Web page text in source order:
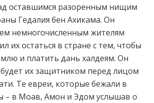
оставшимся разоренным нищим
Гедалия бен Ахикама. Он
немногочисленным жителям
их остаться в стране с тем, чтобы
и платить дань халдеям. Он
их защитником перед лицом
Те евреи, которые бежали в
– в Моав, Амон и Эдом услышав о